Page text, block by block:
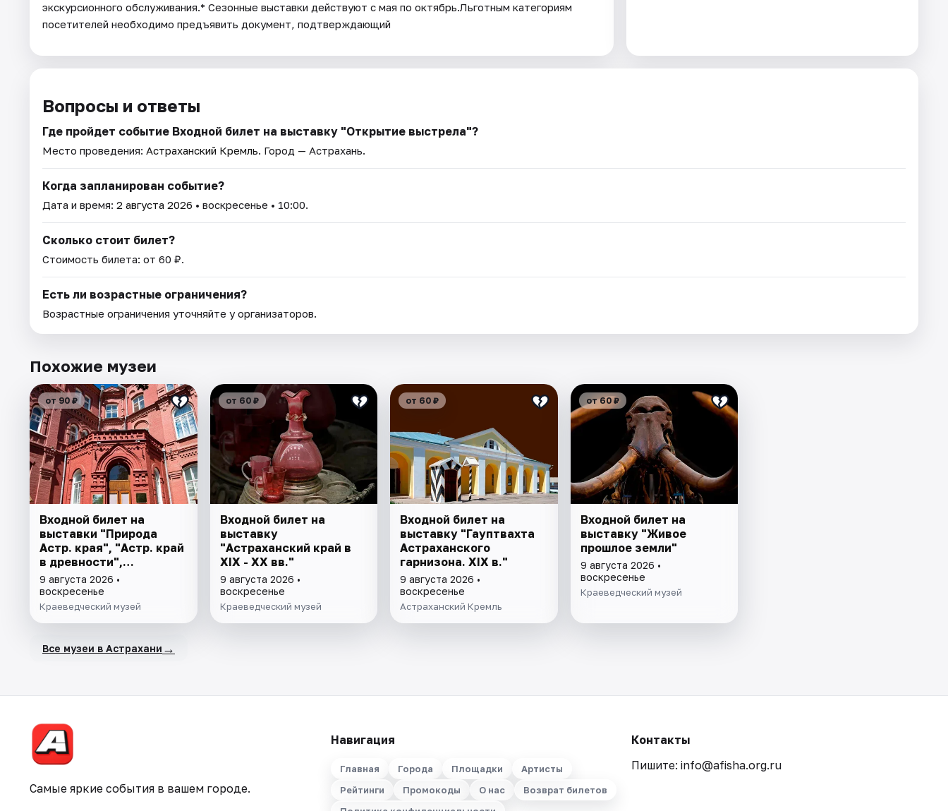
экскурсионного обслуживания.* Cезонные выставки действуют с мая по октябрь.Льготным категориям
посетителей необходимо предъявить документ, подтверждающий
Вопросы и ответы
Где пройдет событие Входной билет на выставку "Открытие выстрела"?
Место проведения: Астраханский Кремль. Город — Астрахань.
Когда запланирован событие?
Дата и время: 2 августа 2026 • воскресенье • 10:00.
Сколько стоит билет?
Стоимость билета: от 60 ₽.
Есть ли возрастные ограничения?
Возрастные ограничения уточняйте у организаторов.
Похожие музеи
от 90 ₽
Входной билет на
выставки "Природа
Астр. края", "Астр. край
в древности",
"Заселение Астр. края"
9 августа 2026 •
воскресенье
Краеведческий музей
от 60 ₽
Входной билет на
выставку
"Астраханский край в
XIX - XX вв."
9 августа 2026 •
воскресенье
Краеведческий музей
от 60 ₽
Входной билет на
выставку "Гауптвахта
Астраханского
гарнизона. XIX в."
9 августа 2026 •
воскресенье
Астраханский Кремль
от 60 ₽
Входной билет на
выставку "Живое
прошлое земли"
9 августа 2026 •
воскресенье
Краеведческий музей
Все музеи в Астрахани →
Самые яркие события в вашем городе.
Навигация
Главная Города Площадки
Артисты
Рейтинги
Промокоды О нас
Возврат билетов
Контакты
Пишите: info@afisha.org.ru